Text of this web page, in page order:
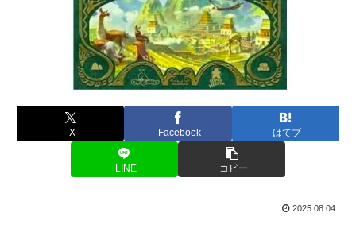
X Facebook はてブ
LINE コピー
2025.08.04